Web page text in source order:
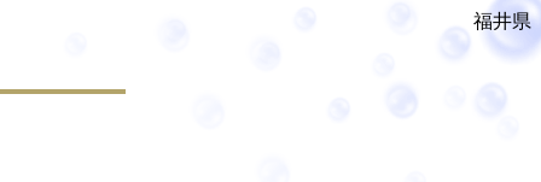
福井県